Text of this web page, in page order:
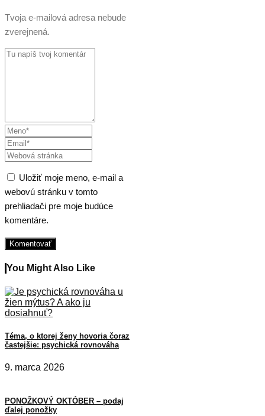
Tvoja e-mailová adresa nebude
zverejnená.
Uložiť moje meno, e-mail a
webovú stránku v tomto
prehliadači pre moje budúce
komentáre.
You Might Also Like
Téma, o ktorej ženy hovoria čoraz
častejšie: psychická rovnováha
9. marca 2026
PONOŽKOVÝ OKTÓBER – podaj
ďalej ponožky